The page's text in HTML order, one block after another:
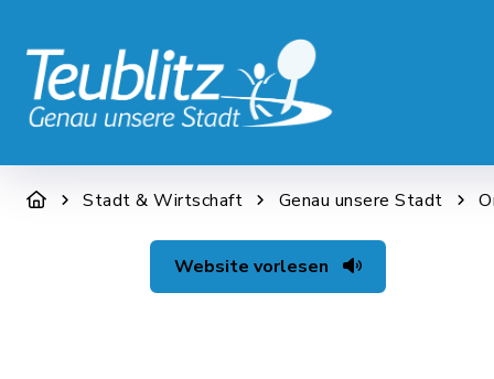
STADT & WIRTSCHAFT RATHAUS
Stadt & Wirtschaft Genau unsere Stadt
Website vorlesen